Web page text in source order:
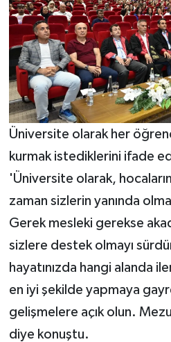
Üniversite olarak her
kurmak istediklerini ifade
'Üniversite olarak,
zaman sizlerin yanında
Gerek mesleki gerekse
sizlere destek olmayı
hayatınızda hangi alanda
en iyi şekilde yapmaya
gelişmelere açık olun.
diye konuştu.